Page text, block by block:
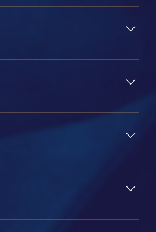
O curso terá início às
diretamente com o
para encaminhá-las ao
plataforma do curso, grupos de